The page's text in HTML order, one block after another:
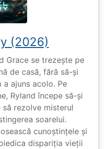
(2026)
Grace se trezește pe
de casă, fără să-și
a ajuns acolo. Pe
Ryland începe să-și
rezolve misterul
soarelui.
cunoștințele și
dispariția vieții